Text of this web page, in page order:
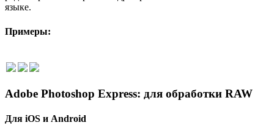
языке.
Примеры:
Adobe Photoshop Express: для обработки RAW
Для iOS и Android